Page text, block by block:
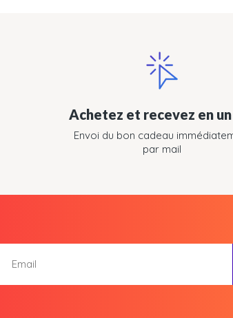
Achetez et recevez en
Envoi du bon cadeau
par mail